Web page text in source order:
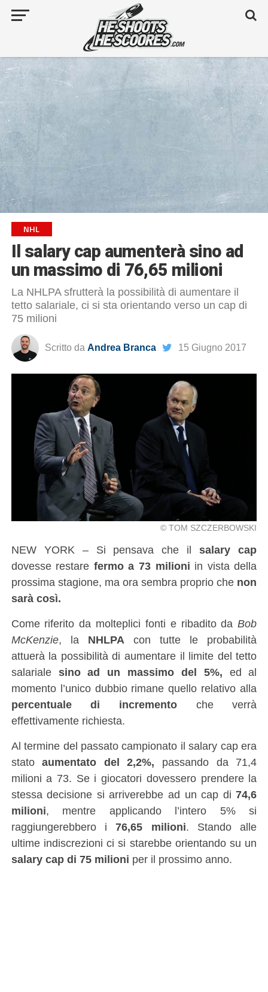
NHL
Il salary cap aumenterà sino ad
un massimo di 76,65 milioni
La NHLPA sfrutterà la possibilità di aumentare il
tetto salariale, ci si sta orientando verso un cap di
75 milioni
Scritto da Andrea Branca 15 Giugno 2017
© TOM SZCZERBOWSKI
NEW YORK – Si pensava che ilsalary cap
dovesse restare fermo a 73 milioni in vista della
prossima stagione, ma ora sembra proprio che non
sarà così.
Come riferito da molteplici fonti e ribadito daBob
McKenzie, la NHLPAcon tutte le probabilità
attuerà la possibilità di aumentare il limite del tetto
salariale sino ad un massimo del 5%, ed al
momento l’unico dubbio rimane quello relativo alla
percentuale di incrementoche verrà
effettivamente richiesta.
Al termine del passato campionato il salary cap era
statoaumentato del 2,2%, passando da 71,4
milioni a 73. Se i giocatori dovessero prendere la
stessa decisione si arriverebbe ad un cap di74,6
milioni, mentre applicando l’intero 5% si
raggiungerebbero i76,65 milioni. Stando alle
ultime indiscrezioni ci si starebbe orientando su un
salary cap di 75 milioni per il prossimo anno.